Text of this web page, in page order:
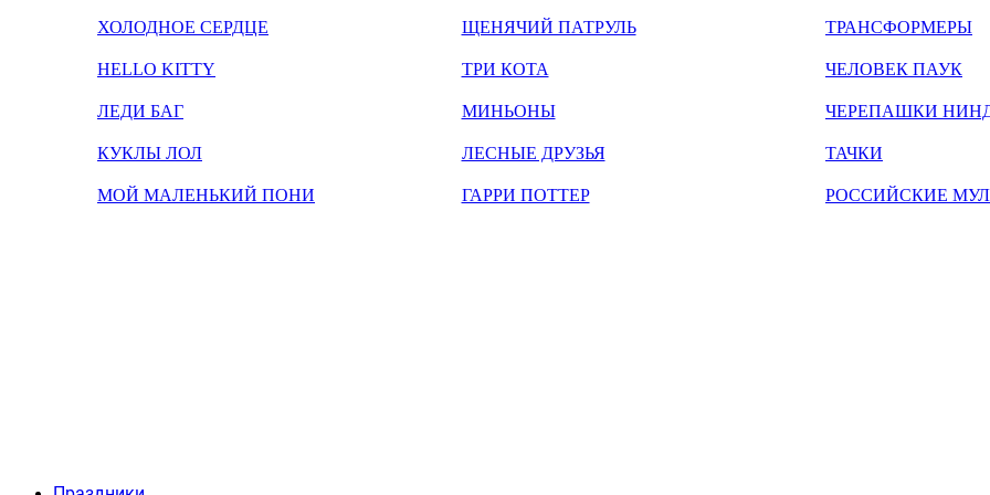
ХОЛОДНОЕ СЕРДЦЕ
HELLO KITTY
ЛЕДИ БАГ
КУКЛЫ ЛОЛ
МОЙ МАЛЕНЬКИЙ ПОНИ
ЩЕНЯЧИЙ ПАТРУЛЬ
ТРИ КОТА
МИНЬОНЫ
ЛЕСНЫЕ ДРУЗЬЯ
ГАРРИ ПОТТЕР
ТРАНСФОРМЕРЫ
ЧЕЛОВЕК ПАУК
ЧЕРЕПАШКИ
ТАЧКИ
РОССИЙСКИЕ